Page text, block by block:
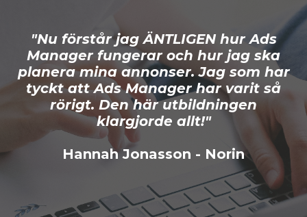
"Nu förstår jag ÄNTLIGEN hur Ads
Manager fungerar och hur jag ska
planera mina annonser. Jag som har
tyckt att Ads Manager har varit så
rörigt. Den här utbildningen
klargjorde allt!"
Hannah Jonasson - Norin